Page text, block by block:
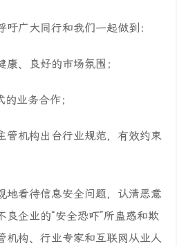
广大同行和我们一起做到：
、良好的市场氛围；
业务合作；
管机构出台行业规范，有效约束
地看待信息安全问题，认清恶意
企业的“安全恐吓”所蛊惑和欺
机构、行业专家和互联网从业人